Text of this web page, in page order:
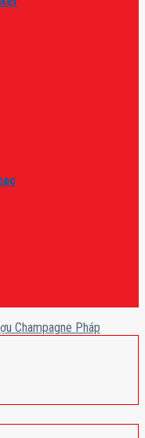
Champagne Pháp